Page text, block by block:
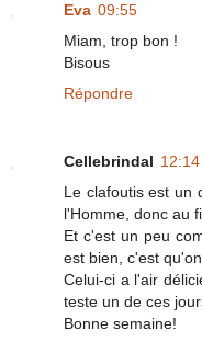
Eva 09:55
Miam, trop bon !
Bisous
Répondre
Cellebrindal 12:14
Le clafoutis est un
l'Homme, donc au
Et c'est un peu
est bien, c'est
Celui-ci a l'air
teste un de ces
Bonne semaine!